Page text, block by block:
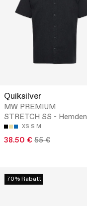
Quiksilver
MW PREMIUM
STRETCH SS - Hemden
XS S M
38.50 € 55 €
70% Rabatt